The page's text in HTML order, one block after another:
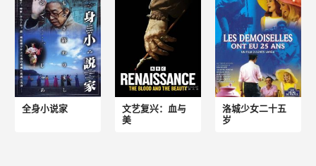
全身小说家
文艺复兴：血与
美
洛城少女二十五
岁